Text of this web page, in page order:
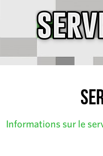
Informations sur le